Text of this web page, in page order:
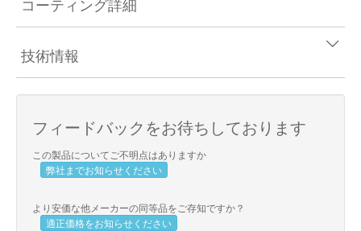
コーティング詳細
技術情報
フィードバックをお待ちしております
この製品についてご不明点はありますか
弊社までお知らせください
より安価な他メーカーの同等品をご存知ですか？
適正価格をお知らせください